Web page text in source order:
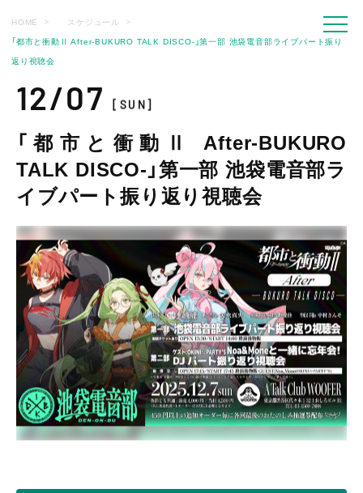
HOME スケジュール
「都市と衝動Ⅱ After-BUKURO TALK DISCO-」第一部 池袋電音部ライブパート振り
返り視聴会
12/07[SUN]
「都市と衝動Ⅱ After-BUKURO
TALK DISCO-」第一部 池袋電音部ラ
イブパート振り返り視聴会